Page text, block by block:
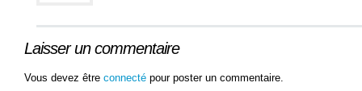
Laisser un commentaire
Vous devez être connecté pour poster un commentaire.